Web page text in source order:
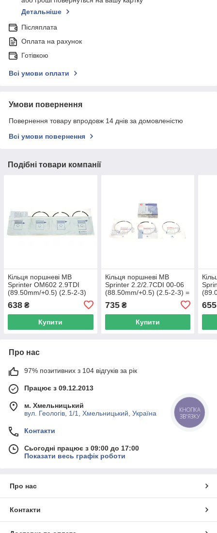
Детальніше
Післяплата
Оплата на рахунок
Готівкою
Всі умови оплати
Умови повернення
Повернення товару впродовж 14 днів за домовленістю
Всі умови повернення
Подібні товари компанії
Кільця поршневі MB
Sprinter OM602 2.9TDI
(89.50mm/+0.5) (2.5-2-3)
800017810050 UA62
638 ₴
Купити
Кільця поршневі MB
Sprinter 2.2/2.7CDI 00-06
(88.50mm/+0.5) (2.5-2-3) =
8912745000 NPR 120 010
0068 21 UA62
735₴
Купити
655
Про нас
97% позитивних з 104 відгуків за рік
Працює з 09.12.2013
м. Хмельницький
вул. Геологів, 1/1, Хмельницький, Україна
Контакти
Сьогодні працює з 09:00 до 17:00
Показати весь графік роботи
Про нас
Контакти
КНОПКА
ЗВ'ЯЗКУ